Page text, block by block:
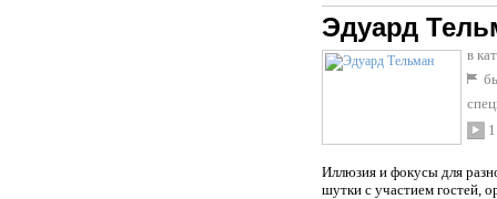
Эдуард
в
1
Иллюзия и фокусы для
шутки с участием гостей,